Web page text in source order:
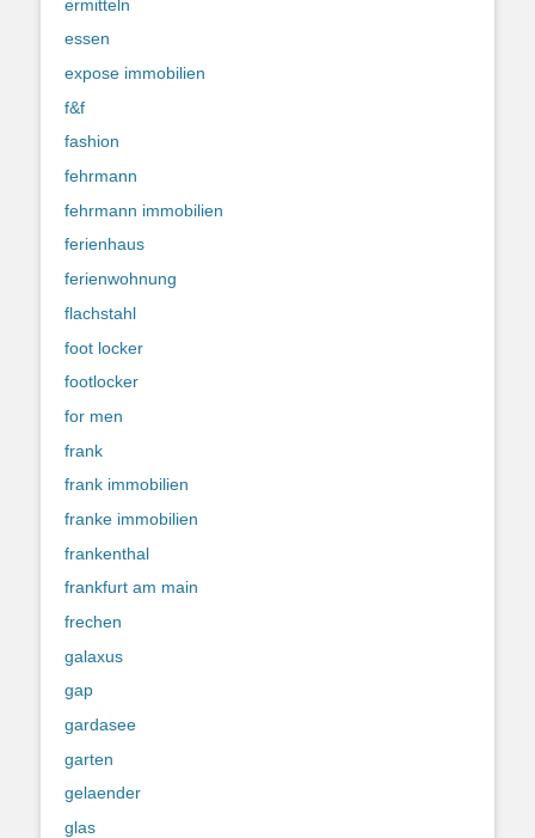
ermitteln
essen
expose immobilien
f&f
fashion
fehrmann
fehrmann immobilien
ferienhaus
ferienwohnung
flachstahl
foot locker
footlocker
for men
frank
frank immobilien
franke immobilien
frankenthal
frankfurt am main
frechen
galaxus
gap
gardasee
garten
gelaender
glas